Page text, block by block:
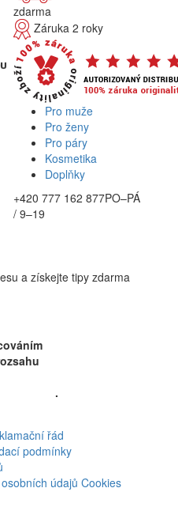
zdarma
Záruka 2 roky
Pro muže
Pro ženy
Pro páry
Kosmetika
Doplňky
+420 777 162 877PO–PÁ
/ 9–19
a získejte tipy zdarma
.
řád
podmínky
údajů Cookies